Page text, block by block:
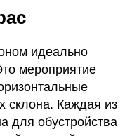
идеально
мероприятие
склона. Каждая из
для обустройства